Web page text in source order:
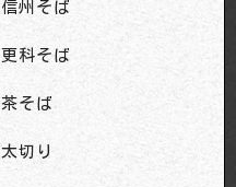
信州そば
更科そば
茶そば
太切り